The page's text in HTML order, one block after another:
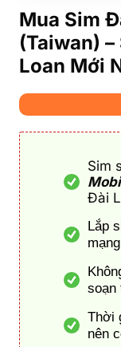
Mua Sim
(Taiwan)
Loan Mới
Sim
Đài
Lắp
soạn
Thời
nên